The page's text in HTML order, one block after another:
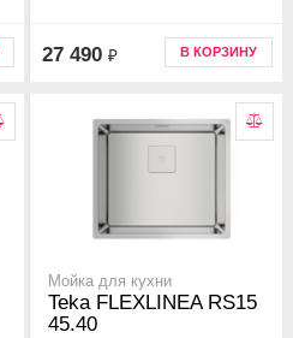
27 490 ₽ В КОРЗИНУ
Мойка для кухни
Teka FLEXLINEA RS15
45.40